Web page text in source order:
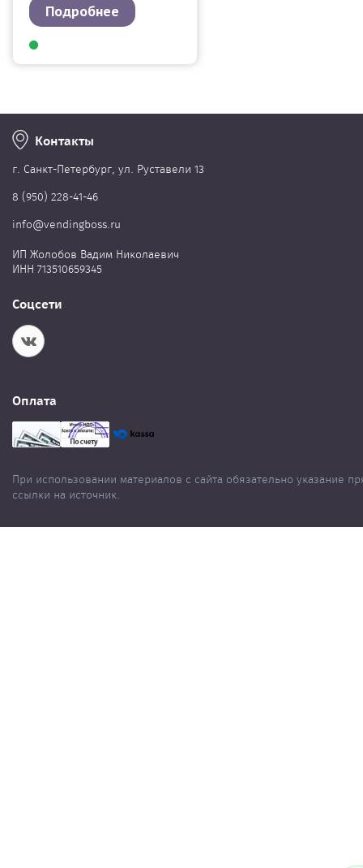
Подробнее
Контакты
г. Cанкт-Петербург, ул. Руставели 13
8 (950) 228-41-46
info@vendingboss.ru
ИП Жолобов Вадим Николаевич
ИНН 713510659345
Соцсети
Оплата
При использовании материалов с сайта обязательно указание
ссылки на источник.